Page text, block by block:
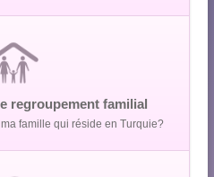
regroupement familial
famille qui réside en Turquie?